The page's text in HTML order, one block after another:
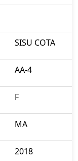
SISU COTA
AA-4
F
MA
2018